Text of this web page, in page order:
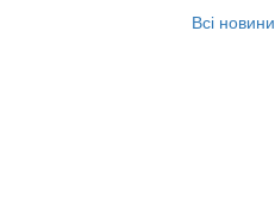
Всі новини